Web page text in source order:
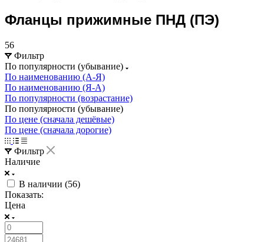
Фланцы прижимные ПНД (ПЭ)
56
Фильтр
По популярности (убывание)
По наименованию (А-Я)
По наименованию (Я-А)
По популярности (возрастание)
По популярности (убывание)
По цене (сначала дешёвые)
По цене (сначала дорогие)
Фильтр
Наличие
В наличии (56)
Показать:
Цена